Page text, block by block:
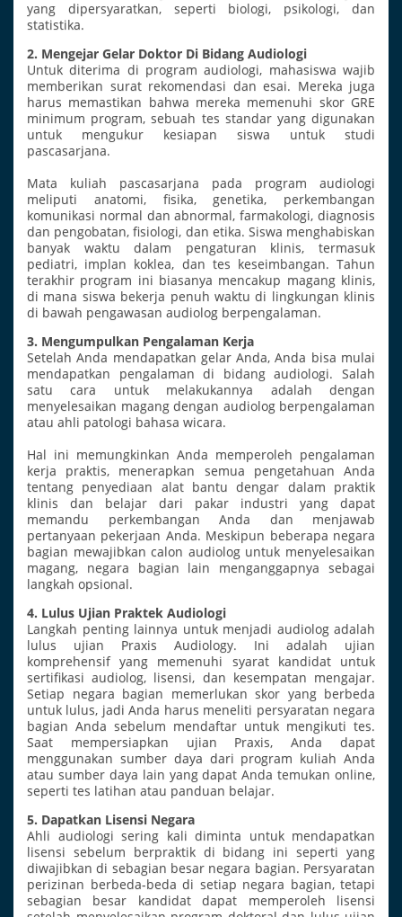
yang dipersyaratkan, seperti biologi, psikologi, dan
statistika.
2. Mengejar Gelar Doktor Di Bidang Audiologi
Untuk diterima di program audiologi, mahasiswa wajib
memberikan surat rekomendasi dan esai. Mereka juga
harus memastikan bahwa mereka memenuhi skor GRE
minimum program, sebuah tes standar yang digunakan
untuk mengukur kesiapan siswa untuk studi
pascasarjana.
Mata kuliah pascasarjana pada program audiologi
meliputi anatomi, fisika, genetika, perkembangan
komunikasi normal dan abnormal, farmakologi, diagnosis
dan pengobatan, fisiologi, dan etika. Siswa menghabiskan
banyak waktu dalam pengaturan klinis, termasuk
pediatri, implan koklea, dan tes keseimbangan. Tahun
terakhir program ini biasanya mencakup magang klinis,
di mana siswa bekerja penuh waktu di lingkungan klinis
di bawah pengawasan audiolog berpengalaman.
3. Mengumpulkan Pengalaman Kerja
Setelah Anda mendapatkan gelar Anda, Anda bisa mulai
mendapatkan pengalaman di bidang audiologi. Salah
satu cara untuk melakukannya adalah dengan
menyelesaikan magang dengan audiolog berpengalaman
atau ahli patologi bahasa wicara.
Hal ini memungkinkan Anda memperoleh pengalaman
kerja praktis, menerapkan semua pengetahuan Anda
tentang penyediaan alat bantu dengar dalam praktik
klinis dan belajar dari pakar industri yang dapat
memandu perkembangan Anda dan menjawab
pertanyaan pekerjaan Anda. Meskipun beberapa negara
bagian mewajibkan calon audiolog untuk menyelesaikan
magang, negara bagian lain menganggapnya sebagai
langkah opsional.
4. Lulus Ujian Praktek Audiologi
Langkah penting lainnya untuk menjadi audiolog adalah
lulus ujian Praxis Audiology. Ini adalah ujian
komprehensif yang memenuhi syarat kandidat untuk
sertifikasi audiolog, lisensi, dan kesempatan mengajar.
Setiap negara bagian memerlukan skor yang berbeda
untuk lulus, jadi Anda harus meneliti persyaratan negara
bagian Anda sebelum mendaftar untuk mengikuti tes.
Saat mempersiapkan ujian Praxis, Anda dapat
menggunakan sumber daya dari program kuliah Anda
atau sumber daya lain yang dapat Anda temukan online,
seperti tes latihan atau panduan belajar.
5. Dapatkan Lisensi Negara
Ahli audiologi sering kali diminta untuk mendapatkan
lisensi sebelum berpraktik di bidang ini seperti yang
diwajibkan di sebagian besar negara bagian. Persyaratan
perizinan berbeda-beda di setiap negara bagian, tetapi
sebagian besar kandidat dapat memperoleh lisensi